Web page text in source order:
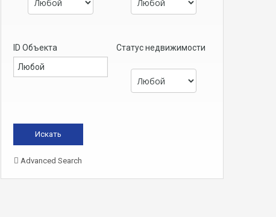
ID Объекта Статус недвижимости
Advanced Search